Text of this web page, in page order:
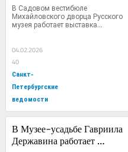
В Садовом вестибюле
Михайловского дворца Русского
музея работает выставка...
04.02.2026
40
Санкт-
Петербургские
ведомости
В Музее-усадьбе Гавриила
Державина работает